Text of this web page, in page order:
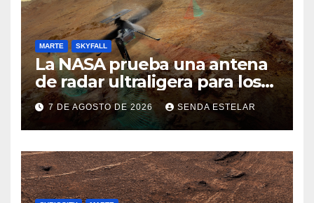
MARTE SKYFALL
La NASA prueba una antena
de radar ultraligera para los
helicópteros SkyFall Mars
7 DE AGOSTO DE 2026 SENDA ESTELAR